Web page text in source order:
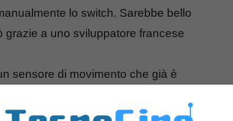
lo switch. Sarebbe bello
a uno sviluppatore francese
sensore di movimento che già è
fotografiche. Con questa
al sisema informazioni su come il